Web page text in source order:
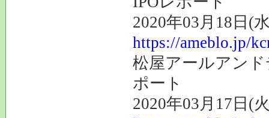
2020年03月18日(
https://ameblo.jp/
松屋アールアン
ポート
2020年03月17日(